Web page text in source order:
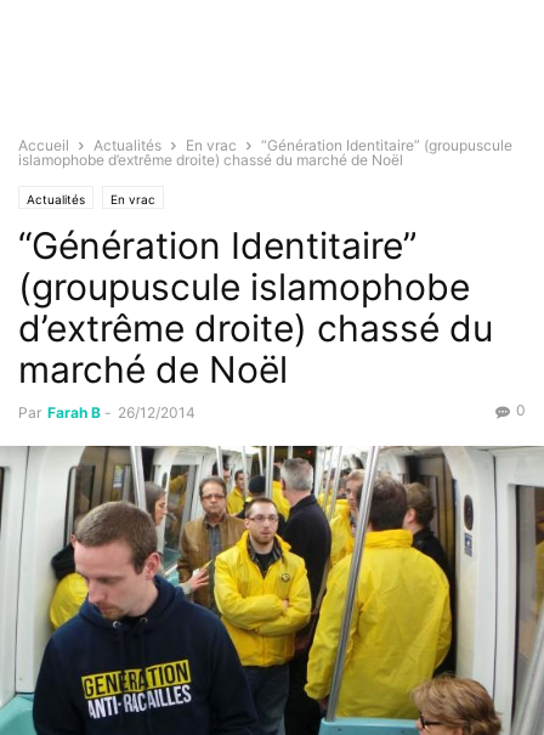
Accueil Actualités En vrac
“Génération Identitaire” (groupuscule
islamophobe d’extrême droite) chassé du marché de Noël
Actualités En vrac
“Génération Identitaire”
(groupuscule islamophobe
d’extrême droite) chassé du
marché de Noël
Par Farah B - 26/12/2014 0